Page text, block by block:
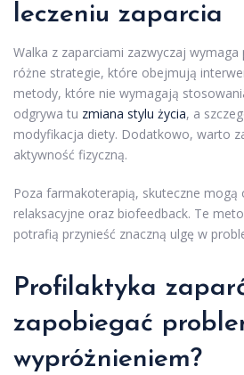
leczeniu zaparcia
Walka z zaparciami zazwyczaj wymaga
różne strategie, które obejmują
metody, które nie wymagają
odgrywa tu zmiana stylu życia, a
modyfikacja diety. Dodatkowo, warto
aktywność fizyczną.
Poza farmakoterapią, skuteczne mogą
relaksacyjne oraz biofeedback. Te
potrafią przynieść znaczną ulgę w
Profilaktyka
zapobiegać
wypróżnieniem?